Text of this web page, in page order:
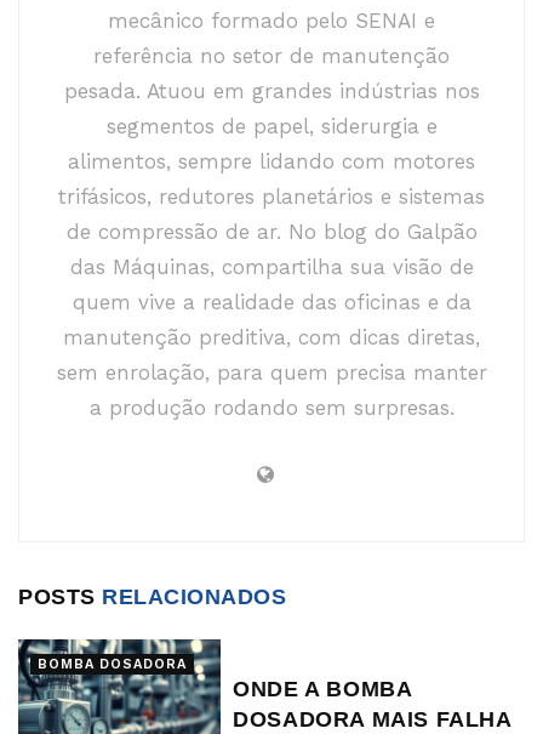
mecânico formado pelo SENAI e
referência no setor de manutenção
pesada. Atuou em grandes indústrias nos
segmentos de papel, siderurgia e
alimentos, sempre lidando com motores
trifásicos, redutores planetários e sistemas
de compressão de ar. No blog do Galpão
das Máquinas, compartilha sua visão de
quem vive a realidade das oficinas e da
manutenção preditiva, com dicas diretas,
sem enrolação, para quem precisa manter
a produção rodando sem surpresas.
POSTS RELACIONADOS
BOMBA DOSADORA
ONDE A BOMBA
DOSADORA MAIS FALHA